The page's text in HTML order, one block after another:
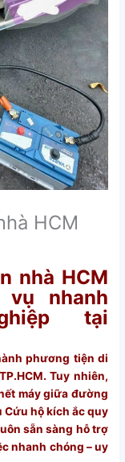
HCM
nhà HCM
nhanh
tại
phương tiện di
Tuy nhiên,
máy giữa đường
Cứu hộ kích ắc quy
sẵn sàng hỗ trợ
nhanh chóng – uy